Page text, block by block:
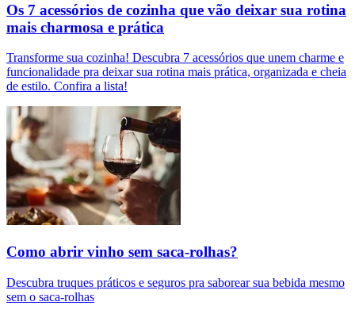
Os 7 acessórios de cozinha que vão deixar sua rotina
mais charmosa e prática
Transforme sua cozinha! Descubra 7 acessórios que unem charme e
funcionalidade pra deixar sua rotina mais prática, organizada e cheia
de estilo. Confira a lista!
Como abrir vinho sem saca-rolhas?
Descubra truques práticos e seguros pra saborear sua bebida mesmo
sem o saca-rolhas